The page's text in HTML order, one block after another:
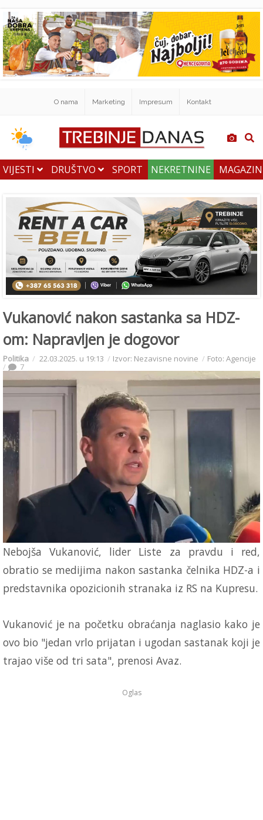
O nama Marketing Impresum Kontakt
VIJESTI DRUŠTVO SPORT NEKRETNINE
Vukanović nakon sastanka sa HDZ-
om: Napravljen je dogovor
Politika 22.03.2025. u 19:13 Izvor: Nezavisne novine Foto: Agencije
7
Nebojša Vukanović, lider Liste za pravdu i red,
obratio se medijima nakon sastanka čelnika HDZ-a i
predstavnika opozicionih stranaka iz RS na Kupresu.
Vukanović je na početku obraćanja naglasio kako je
ovo bio "jedan vrlo prijatan i ugodan sastanak koji je
trajao više od tri sata", prenosi Avaz.
Oglas